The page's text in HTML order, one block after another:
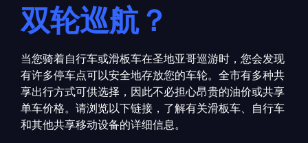
双轮巡航？
当您骑着自行车或滑板车在圣地亚哥巡游时，您会发现
有许多停车点可以安全地存放您的车轮。全市有多种共
享出行方式可供选择，因此不必担心昂贵的油价或共享
单车价格。请浏览以下链接，了解有关滑板车、自行车
和其他共享移动设备的详细信息。